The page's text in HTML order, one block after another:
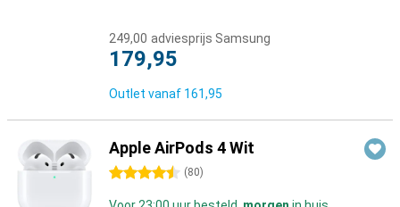
249,00 adviesprijs Samsung
179,95
Outlet vanaf 161,95
Apple AirPods 4 Wit
4.5 sterren (80)